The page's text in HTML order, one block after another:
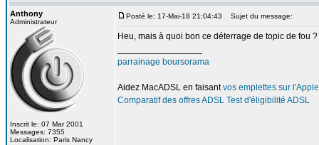
Anthony
Administrateur
Inscrit le: 07 Mar 2001
Messages: 7355
Localisation: Paris Nancy
Posté le: 17-Mai-18 21:04:43 Sujet du message:
Heu, mais à quoi bon ce déterrage de topic de fou ?
parrainage boursorama
Aidez MacADSL en faisantvos emplettes sur
Comparatif des offres ADSL Test d'éligibilité ADSL